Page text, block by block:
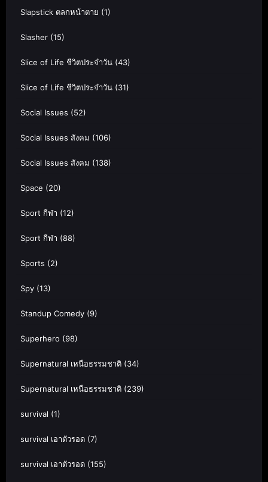
Slapstick ตลกหน้าตาย (1)
Slasher (15)
Slice of Life ชีวิตประจำวัน (43)
Slice of Life ชีวิตประจำวัน (31)
Social Issues (52)
Social Issues สังคม (106)
Social Issues สังคม (138)
Space (20)
Sport กีฬา (12)
Sport กีฬา (88)
Sports (2)
Spy (13)
Standup Comedy (9)
Superhero (98)
Supernatural เหนือธรรมชาติ (34)
Supernatural เหนือธรรมชาติ (239)
survival (1)
survival เอาตัวรอด (7)
survival เอาตัวรอด (155)